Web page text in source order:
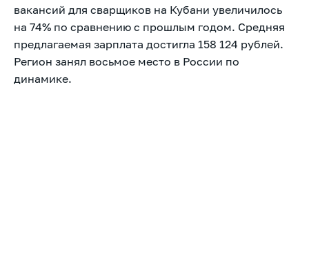
вакансий для сварщиков на Кубани увеличилось
на 74% по сравнению с прошлым годом. Средняя
предлагаемая зарплата достигла 158 124 рублей.
Регион занял восьмое место в России по
динамике.